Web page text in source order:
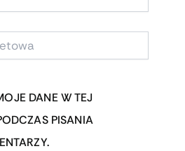
DANE W TEJ
PISANIA